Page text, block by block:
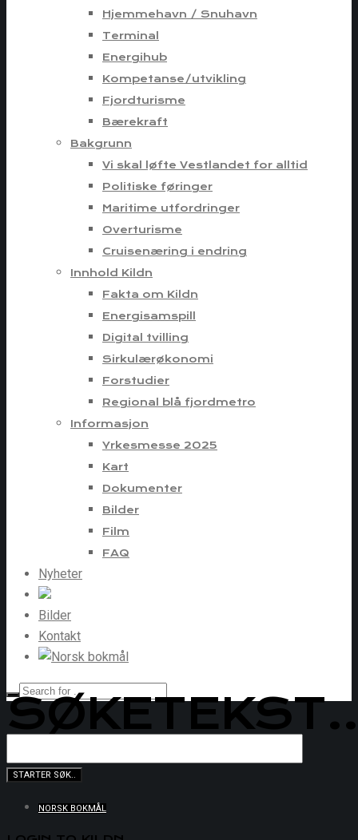
Hjemmehavn / Snuhavn
Terminal
Energihub
Kompetanse/utvikling
Fjordturisme
Bærekraft
Bakgrunn
Vi skal løfte Vestlandet for alltid
Politiske føringer
Maritime utfordringer
Overturisme
Cruisenæring i endring
Innhold Kildn
Fakta om Kildn
Energisamspill
Digital tvilling
Sirkulærøkonomi
Forstudier
Regional blå fjordmetro
Informasjon
Yrkesmesse 2025
Kart
Dokumenter
Bilder
Film
FAQ
Nyheter
Bilder
Kontakt
SØKETEKST..
NORSK BOKMÅL